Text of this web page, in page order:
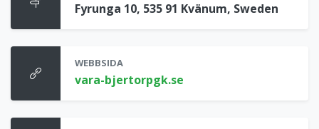
Fyrunga 10, 535 91 Kvänum, Sweden
WEBBSIDA
vara-bjertorpgk.se